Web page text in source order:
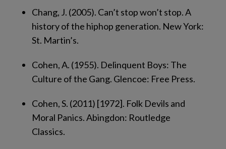
Chang, J. (2005). Can’t stop won’t stop. A
history of the hiphop generation. New York:
St. Martin’s.
Cohen, A. (1955). Delinquent Boys: The
Culture of the Gang. Glencoe: Free Press.
Cohen, S. (2011) [1972]. Folk Devils and
Moral Panics. Abingdon: Routledge
Classics.